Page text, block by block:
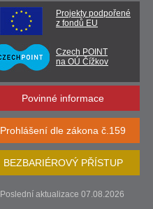
Projekty podpořené
z fondů EU
Czech POINT
na OÚ Čížkov
Povinné informace
Prohlášení dle zákona č.159
BEZBARIÉROVÝ PŘÍSTUP
Poslední aktualizace 07.08.2026